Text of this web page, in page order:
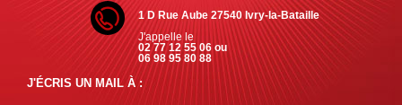
1 D Rue Aube 27540 Ivry-la-Bataille
J'appelle le
02 77 12 55 06 ou
06 98 95 80 88
J'ÉCRIS UN MAIL À :